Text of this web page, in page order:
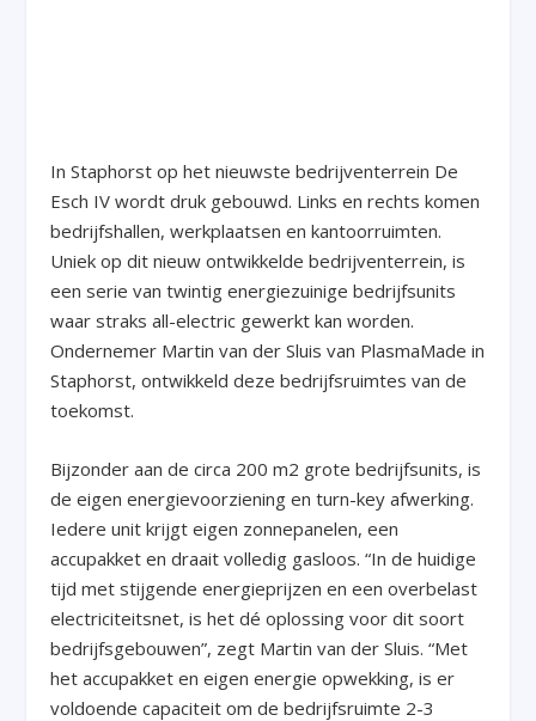
In Staphorst op het nieuwste bedrijventerrein De
Esch IV wordt druk gebouwd. Links en rechts komen
bedrijfshallen, werkplaatsen en kantoorruimten.
Uniek op dit nieuw ontwikkelde bedrijventerrein, is
een serie van twintig energiezuinige bedrijfsunits
waar straks all-electric gewerkt kan worden.
Ondernemer Martin van der Sluis van PlasmaMade in
Staphorst, ontwikkeld deze bedrijfsruimtes van de
toekomst.
Bijzonder aan de circa 200 m2 grote bedrijfsunits, is
de eigen energievoorziening en turn-key afwerking.
Iedere unit krijgt eigen zonnepanelen, een
accupakket en draait volledig gasloos. “In de huidige
tijd met stijgende energieprijzen en een overbelast
electriciteitsnet, is het dé oplossing voor dit soort
bedrijfsgebouwen”, zegt Martin van der Sluis. “Met
het accupakket en eigen energie opwekking, is er
voldoende capaciteit om de bedrijfsruimte 2-3